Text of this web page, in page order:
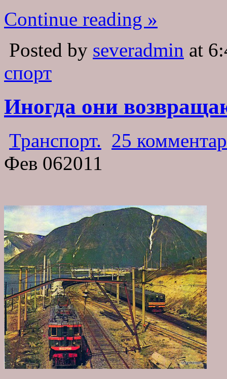
Continue reading »
Posted by severadmin at
спорт
Иногда они
Транспорт. 25
Фев 062011